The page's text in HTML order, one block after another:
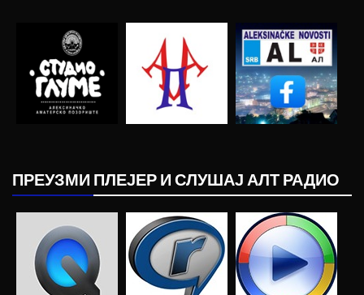
ПРЕУЗМИ ПЛЕЈЕР И СЛУШАЈ АЛТ РАДИО